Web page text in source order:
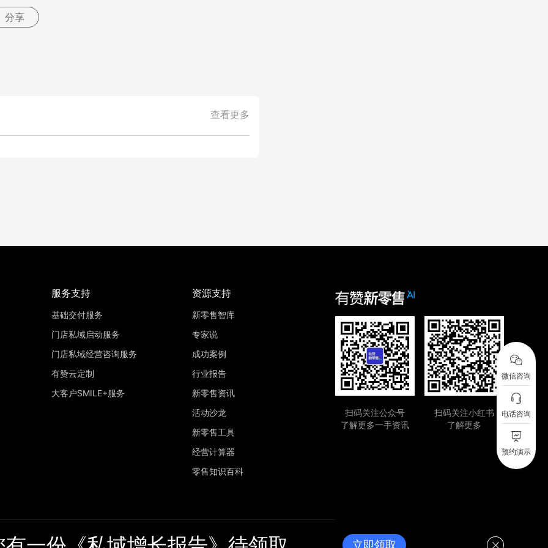
分享
查看更多
立即领取
服务支持
基础交付服务
门店私域启动服务
门店私域经营咨询服务
有赞云定制
大客户SMILE+服务
资源支持
新零售智库
专家说
成功案例
行业报告
新零售资讯
活动沙龙
新零售工具
经营计算器
零售知识百科
扫码关注公众号
了解更多一手资讯
扫码关注小红书
了解更多
微信咨询
电话咨询
预约演示